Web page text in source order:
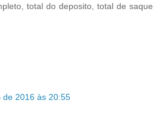
total do deposito, total de saque
de 2016 às 20:55